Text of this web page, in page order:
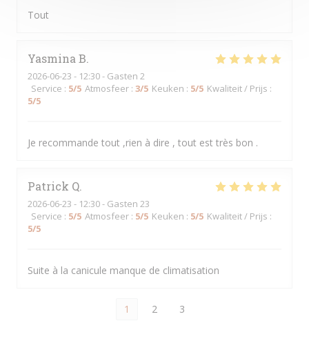
Tout
Yasmina B
2026-06-23 - 12:30 - Gasten 2
Service : 5/5 Atmosfeer : 3/5 Keuken : 5/5 Kwaliteit / Prijs :
5/5
Je recommande tout ,rien à dire , tout est très bon .
Patrick Q
2026-06-23 - 12:30 - Gasten 23
Service : 5/5 Atmosfeer : 5/5 Keuken : 5/5 Kwaliteit / Prijs :
5/5
Suite à la canicule manque de climatisation
1 2 3